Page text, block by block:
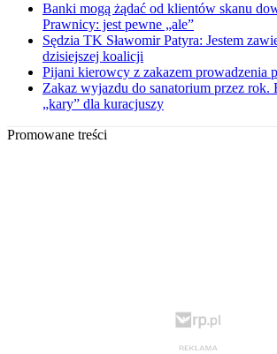
Banki mogą żądać od klientów skanu
Prawnicy: jest pewne „ale”
Sędzia TK Sławomir Patyra: Jestem
dzisiejszej koalicji
Pijani kierowcy z zakazem prowadzenia
Zakaz wyjazdu do sanatorium przez rok.
„kary” dla kuracjuszy
Promowane treści